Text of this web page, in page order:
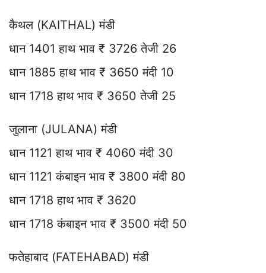
कैथल (KAITHAL) मंडी
धान 1401 हाथ भाव ₹ 3726 तेजी 26
धान 1885 हाथ भाव ₹ 3650 मंदी 10
धान 1718 हाथ भाव ₹ 3650 तेजी 25
जुलाना (JULANA) मंडी
धान 1121 हाथ भाव ₹ 4060 मंदी 30
धान 1121 कंबाइन भाव ₹ 3800 मंदी 80
धान 1718 हाथ भाव ₹ 3620
धान 1718 कंबाइन भाव ₹ 3500 मंदी 50
फतेहाबाद (FATEHABAD) मंडी